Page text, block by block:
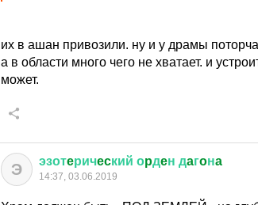
их в ашан привозили. ну и у драмы
а в области много чего не хватает. и
может.
Э эзотeричecкий оpдeн дaгoнa
14:37, 03.06.2019